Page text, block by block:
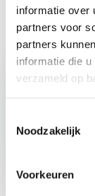
informatie over
partners voor
partners
informatie die
verzameld op
Noodzakelijk
Voorkeuren
Recent